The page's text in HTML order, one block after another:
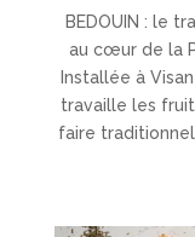
BEDOUIN : le
au cœur de la
Installée à
travaille les
faire